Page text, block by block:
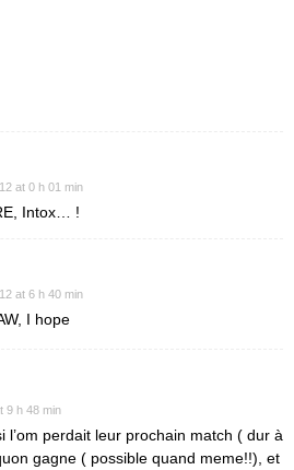
at 0 h 01 min
Intox… !
at 6 h 40 min
I hope
9 h 48 min
l’om perdait leur prochain match ( dur à
gagne ( possible quand meme!!), et